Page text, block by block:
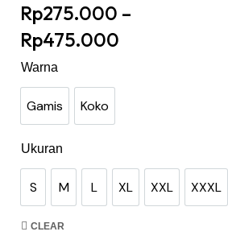
Rp275.000 –
Rp475.000
Warna
Gamis
Gamis
Koko
Koko
Ukuran
S
S
M
M
L
L
XL
XL
XXL
XXL
XXXL
XXXL
CLEAR